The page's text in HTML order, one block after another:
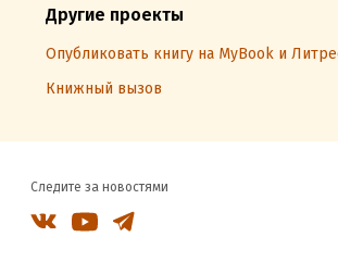
Другие проекты
Опубликовать книгу на MyBook и
Книжный вызов
Следите за новостями